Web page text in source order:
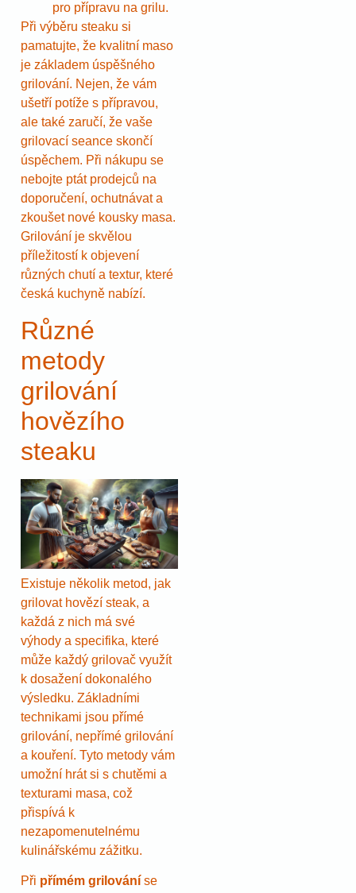
pro přípravu na grilu.
Při výběru steaku si
pamatujte, že kvalitní maso
je základem úspěšného
grilování. Nejen, že vám
ušetří potíže s přípravou,
ale také zaručí, že vaše
grilovací seance skončí
úspěchem. Při nákupu se
nebojte ptát prodejců na
doporučení, ochutnávat a
zkoušet nové kousky masa.
Grilování je skvělou
příležitostí k objevení
různých chutí a textur, které
česká kuchyně nabízí.
Různé
metody
grilování
hovězího
steaku
Existuje několik metod, jak
grilovat hovězí steak, a
každá z nich má své
výhody a specifika, které
může každý grilovač využít
k dosažení dokonalého
výsledku. Základními
technikami jsou přímé
grilování, nepřímé grilování
a kouření. Tyto metody vám
umožní hrát si s chutěmi a
texturami masa, což
přispívá k
nezapomenutelnému
kulinářskému zážitku.
Při přímém grilování se